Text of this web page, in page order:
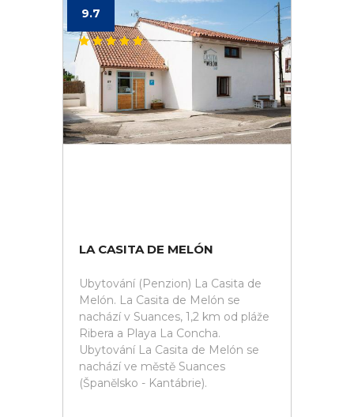
9.7
LA CASITA DE MELÓN
Ubytování (Penzion) La Casita de
Melón. La Casita de Melón se
nachází v Suances, 1,2 km od pláže
Ribera a Playa La Concha.
Ubytování La Casita de Melón se
nachází ve městě Suances
(Španělsko - Kantábrie).